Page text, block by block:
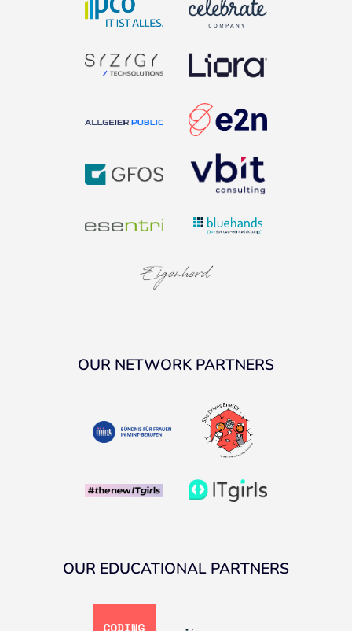
OUR NETWORK PARTNERS
OUR EDUCATIONAL PARTNERS